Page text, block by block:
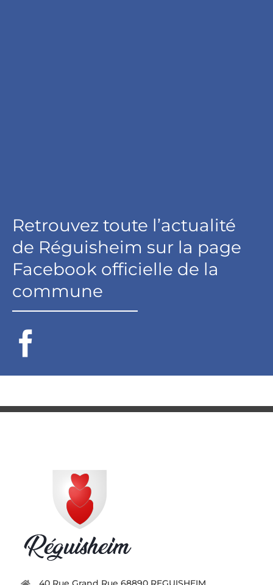
Retrouvez toute l’actualité
de Réguisheim sur la page
Facebook officielle de la
commune